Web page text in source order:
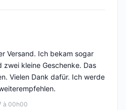
à 00h00
Versand. Ich bekam sogar
kleine Geschenke. Das
Vielen Dank dafür. Ich werde